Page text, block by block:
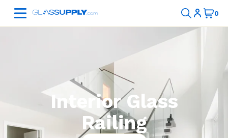
Interior Glass
Railing